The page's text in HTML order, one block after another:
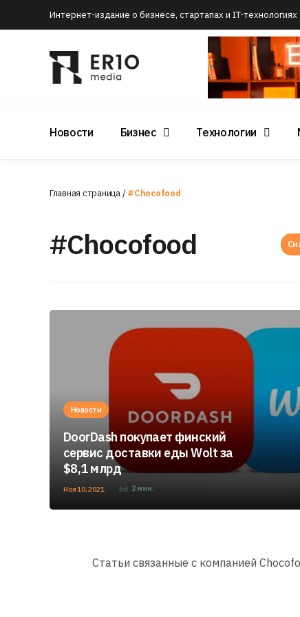
Интернет-издание о бизнесе, стартапах и IT-технологиях
Новости Бизнес Технологии
Главная страница/#Chocofood
#Chocofood
Новости
DoorDash покупает финский
сервис доставки еды Wolt за
$8,1 млрд
Ноя 10, 2021 2 мин.
Статьи связанные с компанией